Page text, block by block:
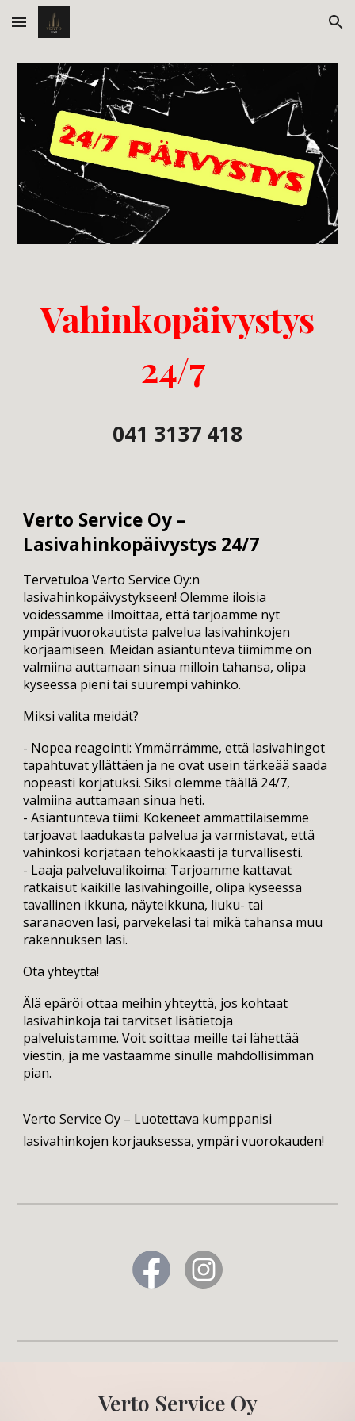
Skip to main content Skip to navigation
Vahinkopäivystys
24/7
041 3137 418
Verto Service Oy –
Lasivahinkopäivystys 24/7
Tervetuloa Verto Service Oy:n
lasivahinkopäivystykseen! Olemme iloisia
voidessamme ilmoittaa, että tarjoamme nyt
ympärivuorokautista palvelua lasivahinkojen
korjaamiseen. Meidän asiantunteva tiimimme on
valmiina auttamaan sinua milloin tahansa, olipa
kyseessä pieni tai suurempi vahinko.
Miksi valita meidät?
- Nopea reagointi: Ymmärrämme, että lasivahingot
tapahtuvat yllättäen ja ne ovat usein tärkeää saada
nopeasti korjatuksi. Siksi olemme täällä 24/7,
valmiina auttamaan sinua heti.
- Asiantunteva tiimi: Kokeneet ammattilaisemme
tarjoavat laadukasta palvelua ja varmistavat, että
vahinkosi korjataan tehokkaasti ja turvallisesti.
- Laaja palveluvalikoima: Tarjoamme kattavat
ratkaisut kaikille lasivahingoille, olipa kyseessä
tavallinen ikkuna, näyteikkuna, liuku- tai
saranaoven lasi, parvekelasi tai mikä tahansa muu
rakennuksen lasi.
Ota yhteyttä!
Älä epäröi ottaa meihin yhteyttä, jos kohtaat
lasivahinkoja tai tarvitset lisätietoja
palveluistamme. Voit soittaa meille tai lähettää
viestin, ja me vastaamme sinulle mahdollisimman
pian.
Verto Service Oy – Luotettava kumppanisi
lasivahinkojen korjauksessa, ympäri vuorokauden!
Verto Service Oy